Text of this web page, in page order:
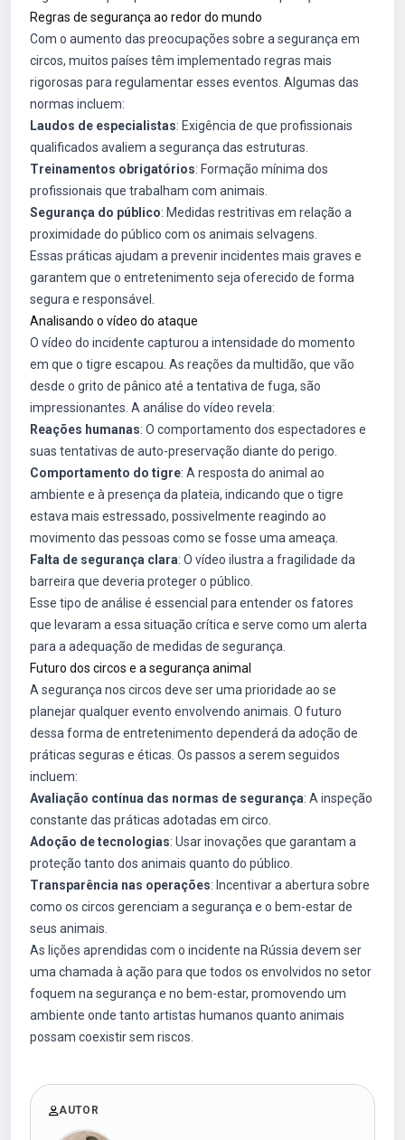
Regras de segurança ao redor do mundo
Com o aumento das preocupações sobre a segurança em
circos, muitos países têm implementado regras mais
rigorosas para regulamentar esses eventos. Algumas das
normas incluem:
Laudos de especialistas: Exigência de que profissionais
qualificados avaliem a segurança das estruturas.
Treinamentos obrigatórios: Formação mínima dos
profissionais que trabalham com animais.
Segurança do público: Medidas restritivas em relação a
proximidade do público com os animais selvagens.
Essas práticas ajudam a prevenir incidentes mais graves e
garantem que o entretenimento seja oferecido de forma
segura e responsável.
Analisando o vídeo do ataque
O vídeo do incidente capturou a intensidade do momento
em que o tigre escapou. As reações da multidão, que vão
desde o grito de pânico até a tentativa de fuga, são
impressionantes. A análise do vídeo revela:
Reações humanas: O comportamento dos espectadores e
suas tentativas de auto-preservação diante do perigo.
Comportamento do tigre: A resposta do animal ao
ambiente e à presença da plateia, indicando que o tigre
estava mais estressado, possivelmente reagindo ao
movimento das pessoas como se fosse uma ameaça.
Falta de segurança clara: O vídeo ilustra a fragilidade da
barreira que deveria proteger o público.
Esse tipo de análise é essencial para entender os fatores
que levaram a essa situação crítica e serve como um alerta
para a adequação de medidas de segurança.
Futuro dos circos e a segurança animal
A segurança nos circos deve ser uma prioridade ao se
planejar qualquer evento envolvendo animais. O futuro
dessa forma de entretenimento dependerá da adoção de
práticas seguras e éticas. Os passos a serem seguidos
incluem:
Avaliação contínua das normas de segurança: A inspeção
constante das práticas adotadas em circo.
Adoção de tecnologias: Usar inovações que garantam a
proteção tanto dos animais quanto do público.
Transparência nas operações: Incentivar a abertura sobre
como os circos gerenciam a segurança e o bem-estar de
seus animais.
As lições aprendidas com o incidente na Rússia devem ser
uma chamada à ação para que todos os envolvidos no setor
foquem na segurança e no bem-estar, promovendo um
ambiente onde tanto artistas humanos quanto animais
possam coexistir sem riscos.
AUTOR